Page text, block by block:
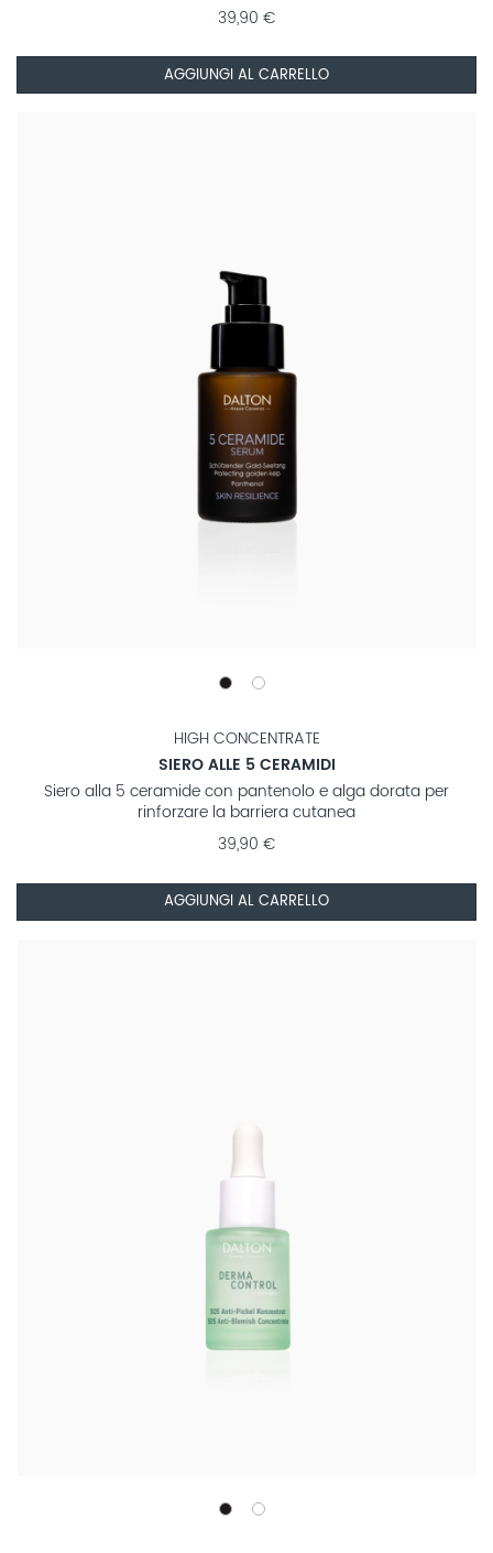
39,90 €
AGGIUNGI AL CARRELLO
HIGH CONCENTRATE
SIERO ALLE 5 CERAMIDI
Siero alla 5 ceramide con pantenolo e alga dorata per
rinforzare la barriera cutanea
39,90 €
AGGIUNGI AL CARRELLO